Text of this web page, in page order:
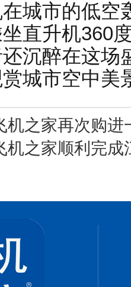
城市的低空
直升机360
沉醉在这场
城市空中美
机之家再次购进
机之家顺利完成